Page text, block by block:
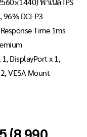
พาเนล IPS
96% DCI-P3
Time 1ms
DisplayPort x 1,
VESA Mount